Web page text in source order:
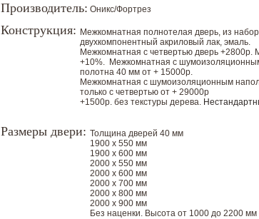
Производитель: Оникс/Фортрез
Конструкция: Межкомнатная полнотелая дверь, из
двухкомпонентный акриловый лак, эмаль.
Межкомнатная с четвертью дверь
+10%. Межкомнатная с
полотна 40 мм от + 15000р.
Межкомнатная с шумоизоляционным
только с четвертью от + 29000р
+1500р. без текстуры дерева.
Размеры двери: Толщина дверей 40 мм
1900 х 550 мм
1900 х 600 мм
2000 х 550 мм
2000 х 600 мм
2000 х 700 мм
2000 х 800 мм
2000 х 900 мм
Без наценки. Высота от 1000 до 2200